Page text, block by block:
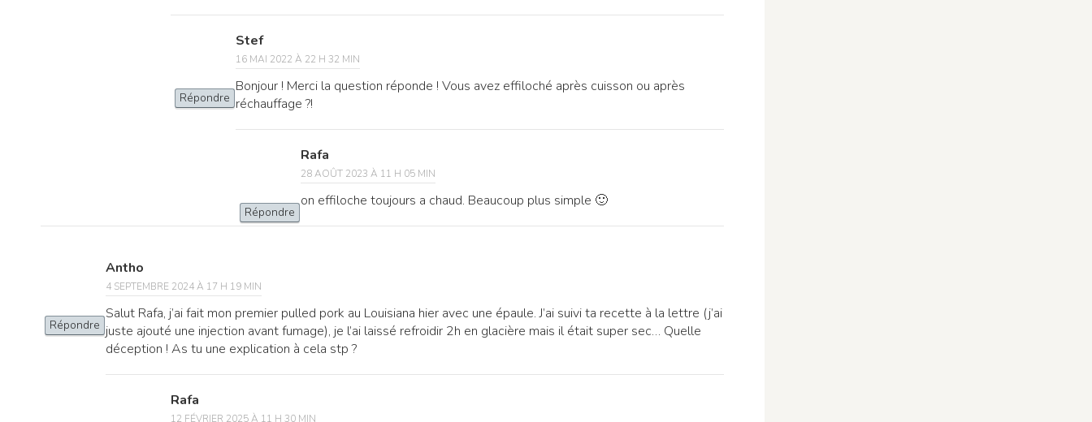
Stef
16 MAI 2022 À 22 H 32 MIN
Bonjour ! Merci la question réponde ! Vous avez effiloché après cuisson ou après
réchauffage ?!
Répondre
Rafa
28 AOÛT 2023 À 11 H 05 MIN
on effiloche toujours a chaud. Beaucoup plus simple 🙂
Répondre
Antho
4 SEPTEMBRE 2024 À 17 H 19 MIN
Salut Rafa, j’ai fait mon premier pulled pork au Louisiana hier avec une épaule. J’ai suivi ta recette à la lettre (j’ai
juste ajouté une injection avant fumage), je l’ai laissé refroidir 2h en glacière mais il était super sec… Quelle
déception ! As tu une explication à cela stp ?
Répondre
Rafa
12 FÉVRIER 2025 À 11 H 30 MIN